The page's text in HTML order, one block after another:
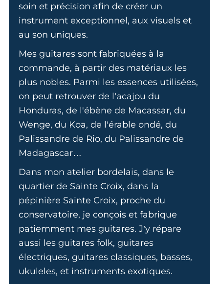
soin et précision afin de créer un
instrument exceptionnel, aux visuels et
au son uniques.
Mes guitares sont fabriquées à la
commande, à partir des matériaux les
plus nobles. Parmi les essences utilisées,
on peut retrouver de l’acajou du
Honduras, de l'ébène de Macassar, du
Wenge, du Koa, de l'érable ondé, du
Palissandre de Rio, du Palissandre de
Madagascar…
Dans mon atelier bordelais, dans le
quartier de Sainte Croix, dans la
pépinière Sainte Croix, proche du
conservatoire, je conçois et fabrique
patiemment mes guitares. J’y répare
aussi les guitares folk, guitares
électriques, guitares classiques, basses,
ukuleles, et instruments exotiques.